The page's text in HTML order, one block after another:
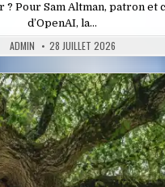
Pour Sam Altman, patron et
d’OpenAI, la…
ADMIN 28 JUILLET 2026
Posted
in